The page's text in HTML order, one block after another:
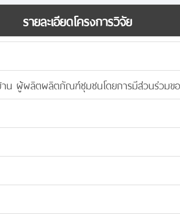
รายละเอียดโครงการวิจัย
ผู้ผลิตผลิตภัณฑ์ชุมชนโดยการมีส่วนร่วมข